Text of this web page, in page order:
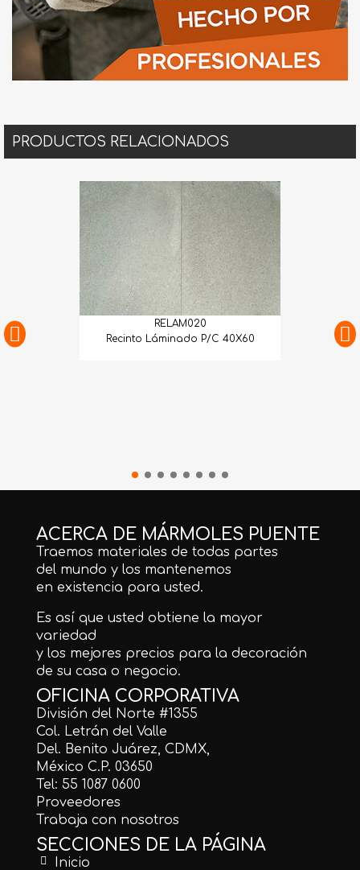
PRODUCTOS RELACIONADOS
RELAM020
Recinto Láminado P/C 40X60
ACERCA DE MÁRMOLES PUENTE
Traemos materiales de todas partes
del mundo y los mantenemos
en existencia para usted.
Es así que usted obtiene la mayor
variedad
y los mejores precios para la decoración
de su casa o negocio.
OFICINA CORPORATIVA
División del Norte #1355
Col. Letrán del Valle
Del. Benito Juárez, CDMX,
México C.P. 03650
Tel: 55 1087 0600
Proveedores
Trabaja con nosotros
SECCIONES DE LA PÁGINA
Inicio